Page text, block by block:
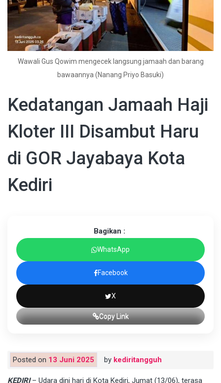
Wawali Gus Qowim mengecek langsung jamaah dan barang
bawaannya (Nanang Priyo Basuki)
Kedatangan Jamaah Haji
Kloter III Disambut Haru
di GOR Jayabaya Kota
Kediri
Bagikan :
WhatsApp
Facebook
X
Copy Link
Posted on 13 Juni 2025 by kediritangguh
KEDIRI– Udara dini hari di Kota Kediri, Jumat (13/06), terasa